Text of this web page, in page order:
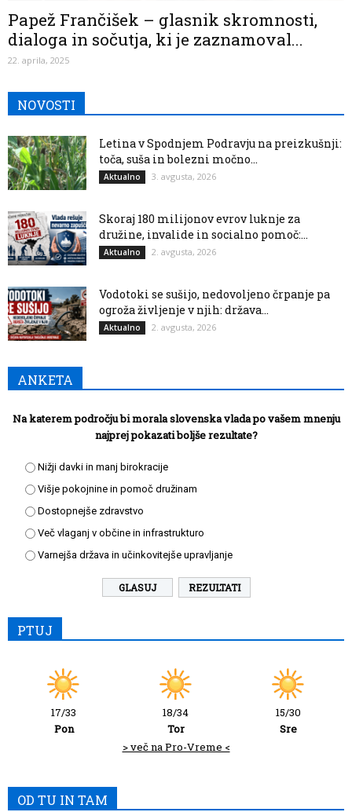
Papež Frančišek – glasnik skromnosti,
dialoga in sočutja, ki je zaznamoval...
22. aprila, 2025
NOVOSTI
Letina v Spodnjem Podravju na preizkušnji:
toča, suša in bolezni močno...
Aktualno 3. avgusta, 2026
Skoraj 180 milijonov evrov luknje za
družine, invalide in socialno pomoč:...
Aktualno 2. avgusta, 2026
Vodotoki se sušijo, nedovoljeno črpanje pa
ogroža življenje v njih: država...
Aktualno 2. avgusta, 2026
ANKETA
Na katerem področju bi morala slovenska vlada po vašem mnenju
najprej pokazati boljše rezultate?
Nižji davki in manj birokracije
Višje pokojnine in pomoč družinam
Dostopnejše zdravstvo
Več vlaganj v občine in infrastrukturo
Varnejša država in učinkovitejše upravljanje
REZULTATI
PTUJ
17/33
Pon
18/34
Tor
15/30
Sre
> več na Pro-Vreme <
OD TU IN TAM